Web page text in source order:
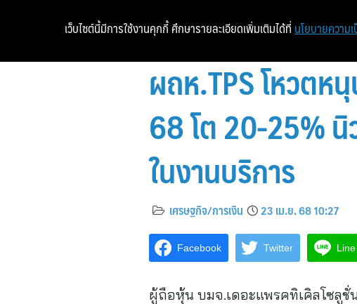
ผถห.TPS โหวตห
68 โต 20-25% นิ
ในงานบริการ
เศรษฐกิจ/การเงิน 23 เม.ย. 68 10:27
Facebook Twitter Line
ผู้ถือหุ้น บมจ.เดอะแพรคทิเคิลโซลู
เว็บไซต์นี้มีการใช้งานคุกกี้ ศึกษารายละเอียดเพิ่มเติมได้ที่ นโยบายความ